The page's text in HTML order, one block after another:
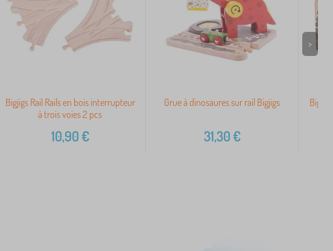
Bigjigs Rail Rails en bois interrupteur
à trois voies 2 pcs
10,90€
Grue à dinosaures sur rail Bigjigs
31,30€
>